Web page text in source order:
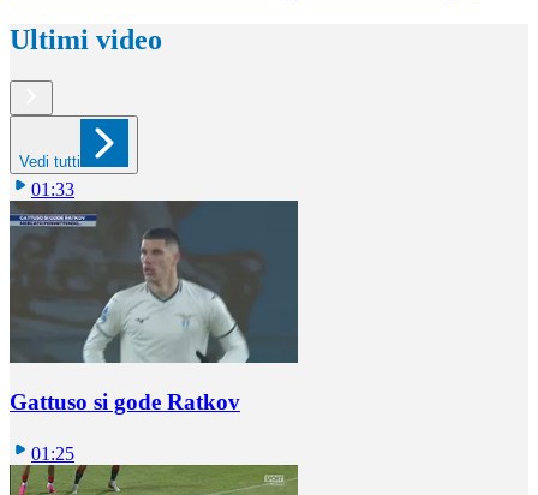
Ultimi video
Vedi tutti
01:33
Gattuso si gode Ratkov
01:25